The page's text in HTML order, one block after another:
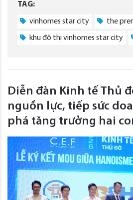
TAG:
vinhomes star city the
khu đô thị vinhomes star city
Diễn đàn Kinh tế Thủ
nguồn lực, tiếp sức
phá tăng trưởng hai